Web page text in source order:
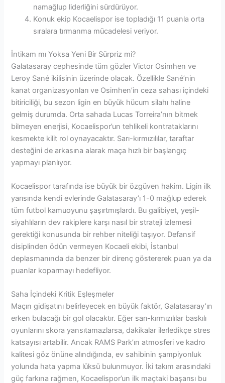
namağlup liderliğini sürdürüyor.
Konuk ekip Kocaelispor ise topladığı 11 puanla orta
sıralara tırmanma mücadelesi veriyor.
İntikam mı Yoksa Yeni Bir Sürpriz mi?
Galatasaray cephesinde tüm gözler Victor Osimhen ve
Leroy Sané ikilisinin üzerinde olacak. Özellikle Sané’nin
kanat organizasyonları ve Osimhen’in ceza sahası içindeki
bitiriciliği, bu sezon ligin en büyük hücum silahı haline
gelmiş durumda. Orta sahada Lucas Torreira’nın bitmek
bilmeyen enerjisi, Kocaelispor’un tehlikeli kontrataklarını
kesmekte kilit rol oynayacaktır. Sarı-kırmızılılar, taraftar
desteğini de arkasına alarak maça hızlı bir başlangıç
yapmayı planlıyor.
Kocaelispor tarafında ise büyük bir özgüven hakim. Ligin ilk
yarısında kendi evlerinde Galatasaray’ı 1-0 mağlup ederek
tüm futbol kamuoyunu şaşırtmışlardı. Bu galibiyet, yeşil-
siyahlıların dev rakiplere karşı nasıl bir strateji izlemesi
gerektiği konusunda bir rehber niteliği taşıyor. Defansif
disiplinden ödün vermeyen Kocaeli ekibi, İstanbul
deplasmanında da benzer bir direnç göstererek puan ya da
puanlar koparmayı hedefliyor.
Saha İçindeki Kritik Eşleşmeler
Maçın gidişatını belirleyecek en büyük faktör, Galatasaray’ın
erken bulacağı bir gol olacaktır. Eğer sarı-kırmızılılar baskılı
oyunlarını skora yansıtamazlarsa, dakikalar ilerledikçe stres
katsayısı artabilir. Ancak RAMS Park’ın atmosferi ve kadro
kalitesi göz önüne alındığında, ev sahibinin şampiyonluk
yolunda hata yapma lüksü bulunmuyor. İki takım arasındaki
güç farkına rağmen, Kocaelispor’un ilk maçtaki başarısı bu